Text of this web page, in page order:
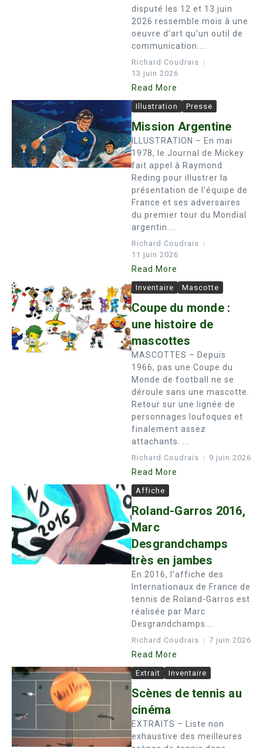
disputé les 12 et 13 juin
2026 ressemble mois à une
oeuvre d’art qu’un outil de
communication....
Richard Coudrais
13 juin 2026
Read More
Illustration Presse
Mission Argentine
ILLUSTRATION – En mai
1978, le Journal de Mickey
fait appel à Raymond
Reding pour illustrer la
présentation de l’équipe de
France et ses adversaires
du premier tour du Mondial
argentin....
Richard Coudrais
11 juin 2026
Read More
Inventaire Mascotte
Coupe du monde :
une histoire de
mascottes
MASCOTTES – Depuis
1966, pas une Coupe du
Monde de football ne se
déroule sans une mascotte.
Retour sur une lignée de
personnages loufoques et
finalement assez
attachants. ...
Richard Coudrais 9 juin 2026
Read More
Affiche
Roland-Garros 2016,
Marc
Desgrandchamps
très en jambes
En 2016, l’affiche des
Internationaux de France de
tennis de Roland-Garros est
réalisée par Marc
Desgrandchamps....
Richard Coudrais 7 juin 2026
Read More
Extrait Inventaire
Scènes de tennis au
cinéma
EXTRAITS – Liste non
exhaustive des meilleures